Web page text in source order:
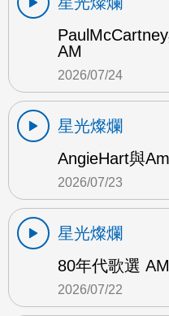
AM
2026/07/24
星光燦爛
AngieHart與
2026/07/23
星光燦爛
80年代歌選 AM
2026/07/22